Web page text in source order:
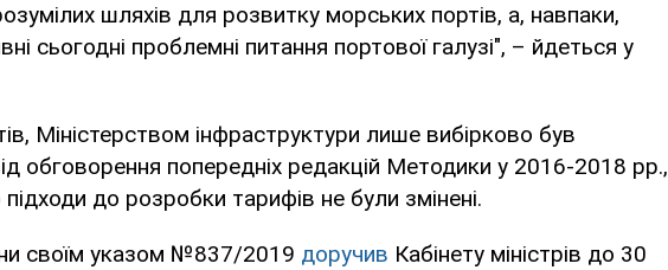
шляхів для розвитку морських портів, а, навпаки,
сьогодні проблемні питання портової галузі", – йдеться у
Міністерством інфраструктури лише вибірково був
обговорення попередніх редакцій Методики у 2016-2018 рр.,
до розробки тарифів не були змінені.
своїм указом №837/2019 доручив Кабінету міністрів до 30